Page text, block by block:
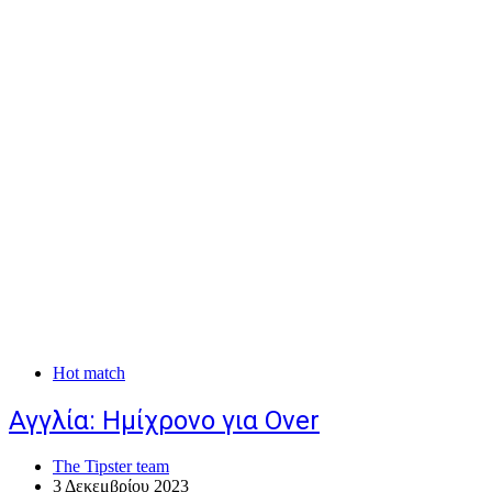
Hot match
Αγγλία: Hμίχρονο για Over
The Tipster team
3 Δεκεμβρίου 2023